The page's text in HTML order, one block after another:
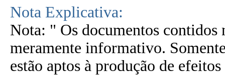
Nota Explicativa:
Nota: " Os documentos contidos
meramente informativo.
estão aptos à produção de